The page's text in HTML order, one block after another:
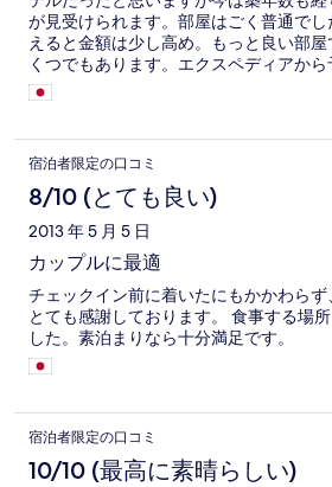
が見受けられます。部屋はごく普通で
えると金額は少し高め。もっと良い部
くつでもあります。エクスペディアか
クイン時にフロントで「食事などのルー
プランになってます」と言われました。
買い込んでからチェックインしてくださ
宿泊者限定の口コミ
8/10 (とても良い)
2013 年 5 月 5 日
カップルに最適
チェックイン前に着いたにもかかわらず
とても感謝しております。 食事する場
した。素泊まりなら十分満足です。
宿泊者限定の口コミ
10/10 (最高に素晴らしい)